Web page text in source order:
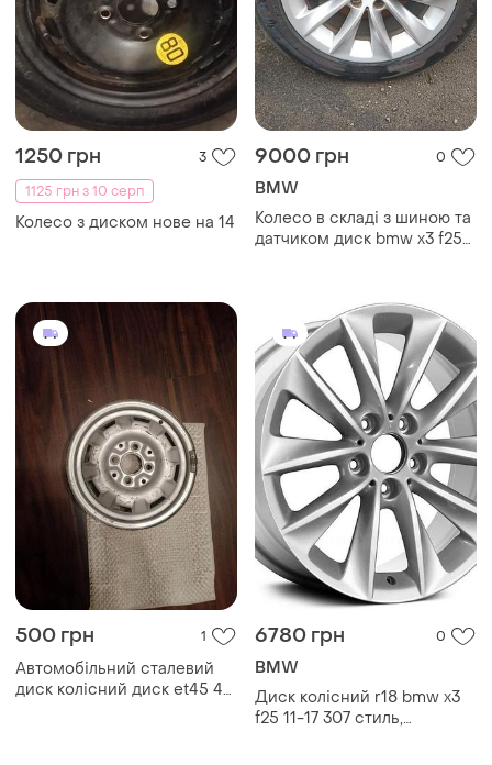
1250 грн
3
1125 грн з 10 серп
Колесо з диском нове на 14
9000 грн 0
BMW
Колесо в складі з шиною та
датчиком диск bmw x3 f25
500 грн 1
Автомобільний сталевий
диск колісний диск et45 4
6780 грн 0
BMW
Диск колісний r18 bmw x3
f25 11-17 307 стиль,